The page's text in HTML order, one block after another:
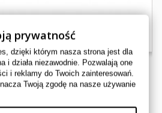
FILTRA OLEJU CAN AM
prywatność
dzięki którym nasza strona jest dla
i działa niezawodnie. Pozwalają one
i reklamy do Twoich zainteresowań.
Twoją zgodę na nasze używanie